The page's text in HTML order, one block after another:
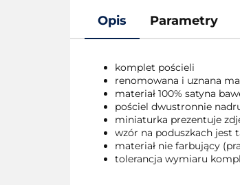
Opis Parametry
komplet pościeli
renomowana i uznana
materiał 100% satyna
pościel dwustronnie
miniaturka prezentuje
wzór na poduszkach jest
materiał nie farbujący
tolerancja wymiaru